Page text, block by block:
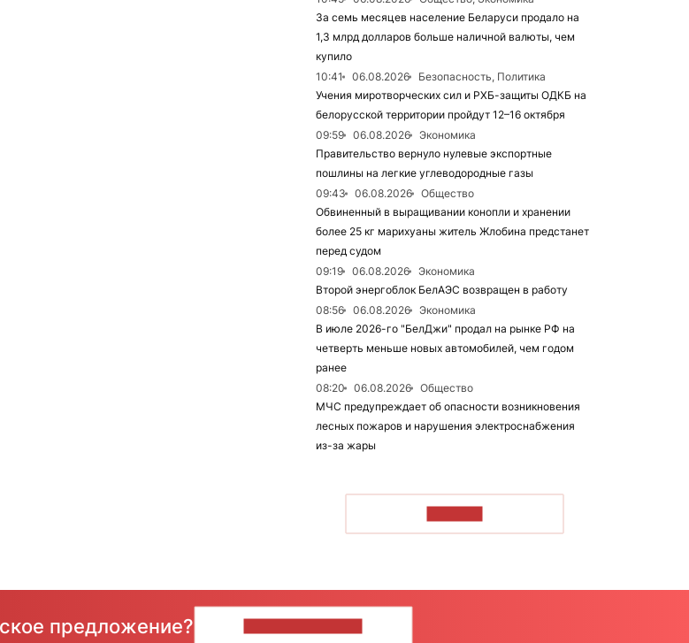
За семь месяцев население Беларуси продало на
1,3 млрд долларов больше наличной валюты, чем
купило
10:41
06.08.2026
Безопасность, Политика
Учения миротворческих сил и РХБ-защиты ОДКБ на
белорусской территории пройдут 12–16 октября
09:59
06.08.2026
Экономика
Правительство вернуло нулевые экспортные
пошлины на легкие углеводородные газы
09:43
06.08.2026
Общество
Обвиненный в выращивании конопли и хранении
более 25 кг марихуаны житель Жлобина предстанет
перед судом
09:19
06.08.2026
Экономика
Второй энергоблок БелАЭС возвращен в работу
08:56
06.08.2026
Экономика
В июле 2026-го "БелДжи" продал на рынке РФ на
четверть меньше новых автомобилей, чем годом
ранее
08:20
06.08.2026
Общество
МЧС предупреждает об опасности возникновения
лесных пожаров и нарушения электроснабжения
из-за жары
предложение?